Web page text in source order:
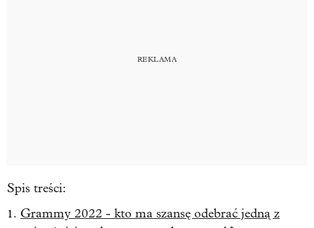
Spis treści:
Grammy 2022 - kto ma szansę odebrać jedną z